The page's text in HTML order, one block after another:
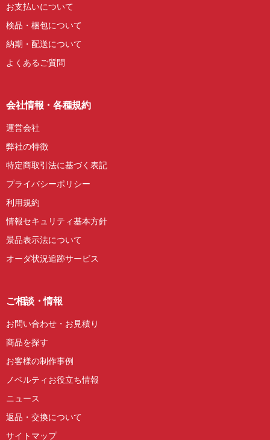
お支払いについて
検品・梱包について
納期・配送について
よくあるご質問
会社情報・各種規約
運営会社
弊社の特徴
特定商取引法に基づく表記
プライバシーポリシー
利用規約
情報セキュリティ基本方針
景品表示法について
オーダ状況追跡サービス
ご相談・情報
お問い合わせ・お見積り
商品を探す
お客様の制作事例
ノベルティお役立ち情報
ニュース
返品・交換について
サイトマップ